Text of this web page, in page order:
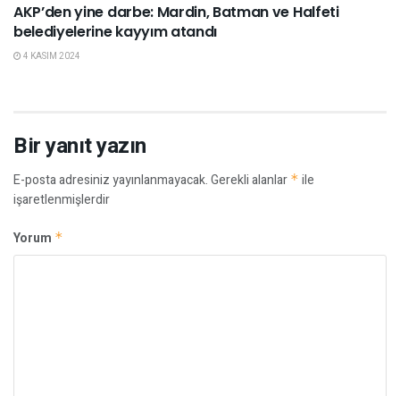
AKP’den yine darbe: Mardin, Batman ve Halfeti
belediyelerine kayyım atandı
4 KASIM 2024
Bir yanıt yazın
E-posta adresiniz yayınlanmayacak.Gerekli alanlar * ile
işaretlenmişlerdir
Yorum *